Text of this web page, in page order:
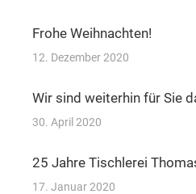
Frohe Weihnachten!
12. Dezember 2020
Wir sind weiterhin für Sie
30. April 2020
25 Jahre Tischlerei
17. Januar 2020